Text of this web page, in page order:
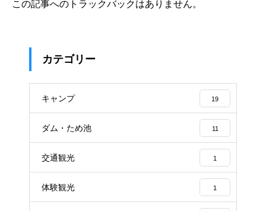
この記事へのトラックバックはありません。
カテゴリー
キャンプ 19
ダム・ため池 11
交通観光 1
体験観光 1